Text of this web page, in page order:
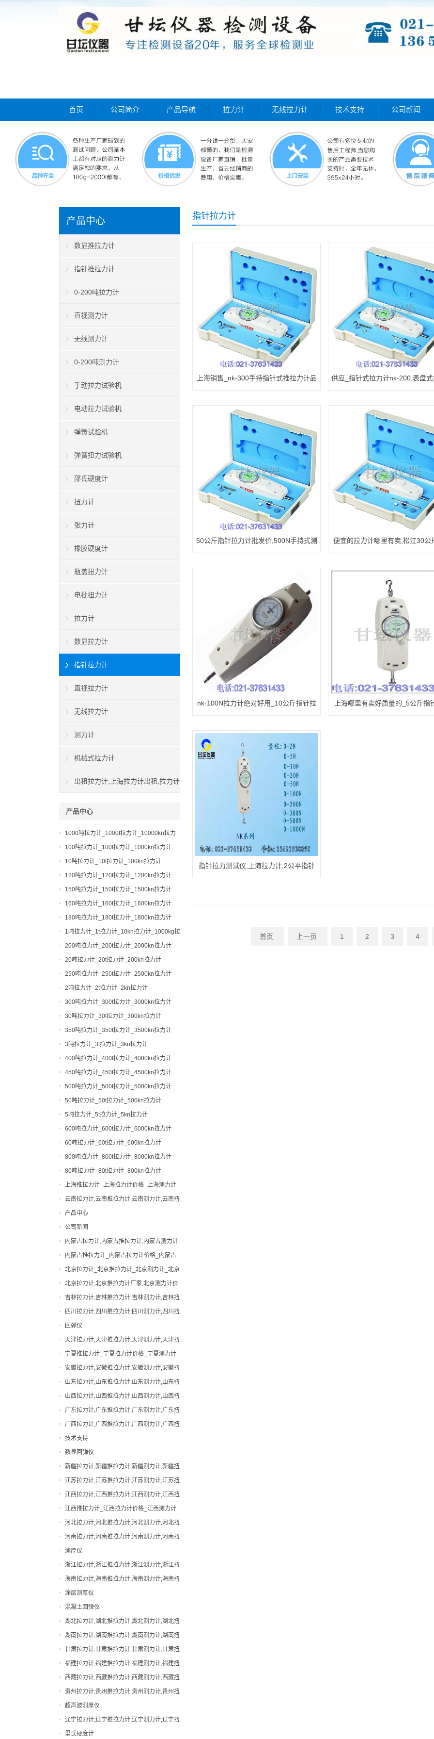
首页 公司简介 产品导航 拉力计 无线拉力计 技术支持 公司新闻
指针拉力计
上海销售_nk-300手持指针式推拉力计品
供应_指针式拉力计nk-200,表盘
50公斤指针拉力计批发价,500N手持式测
便宜的拉力计哪里有卖,松江30公
nk-100N拉力计绝对好用_10公斤指针拉
上海哪里有卖好质量的_5公斤指
指针拉力测试仪,上海拉力计,2公平指针
首页 上一页 1 2 3 4
产品中心
数显推拉力计
指针推拉力计
0-200吨拉力计
直视测力计
无线测力计
0-200吨测力计
手动拉力试验机
电动拉力试验机
弹簧试验机
弹簧扭力试验机
邵氏硬度计
扭力计
张力计
橡胶硬度计
瓶盖扭力计
电批扭力计
拉力计
数显拉力计
指针拉力计
直视拉力计
无线拉力计
测力计
机械式拉力计
出租拉力计,上海拉力计出租,拉力计
产品中心
1000吨拉力计_1000t拉力计_10000kn拉力
计
100吨拉力计_100t拉力计_1000kn拉力计
10吨拉力计_10t拉力计_100kn拉力计
120吨拉力计_120t拉力计_1200kn拉力计
150吨拉力计_150t拉力计_1500kn拉力计
160吨拉力计_160t拉力计_1600kn拉力计
180吨拉力计_180t拉力计_1800kn拉力计
1吨拉力计_1t拉力计_10kn拉力计_1000kg拉
力计
200吨拉力计_200t拉力计_2000kn拉力计
20吨拉力计_20t拉力计_200kn拉力计
250吨拉力计_250t拉力计_2500kn拉力计
2吨拉力计_2t拉力计_2kn拉力计
300吨拉力计_300t拉力计_3000kn拉力计
30吨拉力计_30t拉力计_300kn拉力计
350吨拉力计_350t拉力计_3500kn拉力计
3吨拉力计_3t拉力计_3kn拉力计
400吨拉力计_400t拉力计_4000kn拉力计
450吨拉力计_450t拉力计_4500kn拉力计
500吨拉力计_500t拉力计_5000kn拉力计
50吨拉力计_50t拉力计_500kn拉力计
5吨拉力计_5t拉力计_5kn拉力计
600吨拉力计_600t拉力计_6000kn拉力计
60吨拉力计_60t拉力计_600kn拉力计
800吨拉力计_800t拉力计_8000kn拉力计
80吨拉力计_80t拉力计_800kn拉力计
上海推拉力计_上海拉力计价格_上海测力计
厂家|型号
云南拉力计,云南推拉力计,云南测力计,云南扭
力计,云南邵氏硬度计
产品中心
0-200吨拉力计
0-200吨测力计
出租拉力计,上海拉力计出租,拉力计租赁,船
用拉力计出租
张力计
弹簧扭力试验机
弹簧试验机
手动拉力试验机
扭力计
拉力计
指针拉力计
指针推拉力计
数显拉力计
数显推拉力计
无线拉力计
无线测力计
机械式拉力计
橡胶硬度计
测力计
瓶盖扭力计
电动拉力试验机
电批扭力计
直视拉力计
直视测力计
邵氏硬度计
公司新闻
便携式硬度计
内蒙古拉力计,内蒙古推拉力计,内蒙古测力计,
内蒙古扭力计,内蒙古邵氏硬度计
内蒙古推拉力计_内蒙古拉力计价格_内蒙古
测力计厂家|型号
北京拉力计_北京推拉力计_北京测力计_北京
扭力计_北京硬度计
北京拉力计,北京推拉力计厂家,北京测力计价
格
吉林拉力计,吉林推拉力计,吉林测力计,吉林扭
力计,吉林邵氏硬度计
四川拉力计,四川推拉力计,四川测力计,四川扭
力计,四川邵氏硬度计
回弹仪
天津拉力计,天津推拉力计,天津测力计,天津扭
力计,天津邵氏硬度计
宁夏推拉力计_宁夏拉力计价格_宁夏测力计
厂家|型号
安徽拉力计,安徽推拉力计,安徽测力计,安徽扭
力计,安徽邵氏硬度计
山东拉力计,山东推拉力计,山东测力计,山东扭
力计,山东邵氏硬度计
山西拉力计,山西推拉力计,山西测力计,山西扭
力计,山西邵氏硬度计
广东拉力计,广东推拉力计,广东测力计,广东扭
力计,广东邵氏硬度计
广西拉力计,广西推拉力计,广西测力计,广西扭
力计,广西邵氏硬度计
技术支持
数显回弹仪
新疆拉力计,新疆推拉力计,新疆测力计,新疆扭
力计,新疆邵氏硬度计
江苏拉力计,江苏推拉力计,江苏测力计,江苏扭
力计,江苏邵氏硬度计
江西拉力计,江西推拉力计,江西测力计,江西扭
力计,江西邵氏硬度计
江西推拉力计_江西拉力计价格_江西测力计
厂家|型号
河北拉力计,河北推拉力计,河北测力计,河北扭
力计,河北邵氏硬度计
河南拉力计,河南推拉力计,河南测力计,河南扭
力计,河南邵氏硬度计
测厚仪
浙江拉力计,浙江推拉力计,浙江测力计,浙江扭
力计,浙江邵氏硬度计
海南拉力计,海南推拉力计,海南测力计,海南扭
力计,海南邵氏硬度计
涂层测厚仪
混凝土回弹仪
湖北拉力计,湖北推拉力计,湖北测力计,湖北扭
力计,湖北邵氏硬度计
湖南拉力计,湖南推拉力计,湖南测力计,湖南扭
力计,湖南邵氏硬度计
甘肃拉力计,甘肃推拉力计,甘肃测力计,甘肃扭
力计,甘肃邵氏硬度计
福建拉力计,福建推拉力计,福建测力计,福建扭
力计,福建邵氏硬度计
西藏拉力计,西藏推拉力计,西藏测力计,西藏扭
力计,西藏邵氏硬度计
贵州拉力计,贵州推拉力计,贵州测力计,贵州扭
力计,贵州邵氏硬度计
超声波测厚仪
辽宁拉力计,辽宁推拉力计,辽宁测力计,辽宁扭
力计,辽宁邵氏硬度计
里氏硬度计